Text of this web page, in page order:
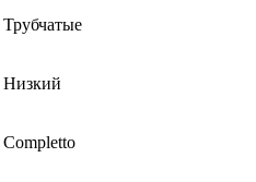
Трубчатые
Низкий
Completto